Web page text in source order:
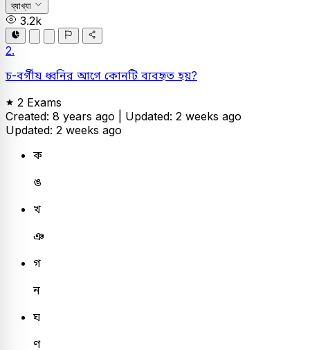
ব্যাখ্যা
3.2k
2.
চ-বর্গীয় ধ্বনির আগে কোনটি ব্যবহৃত হয়?
2 Exams
Created: 8 years ago | Updated: 2 weeks ago
Updated: 2 weeks ago
ক
ঙ
খ
ঞ
গ
ন
ঘ
ণ